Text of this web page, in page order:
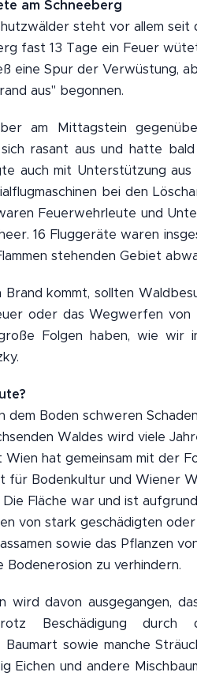
am Schneeberg
steht vor allem seit
fast 13 Tage ein Feuer
eine Spur der Verwüstung,
aus" begonnen.
am Mittagstein
rasant aus und hatte
auch mit Unterstützung aus
bei den
Feuerwehrleute und
16 Fluggeräte waren
stehenden Gebiet
kommt, sollten
oder das Wegwerfen von
Folgen haben, wie wir
dem Boden schweren
Waldes wird viele
hat gemeinsam mit der
für Bodenkultur und Wiener
Fläche war und ist
von stark geschädigten
sowie das Pflanzen
Bodenerosion zu verhindern.
wird davon ausgegangen,
Beschädigung
sowie manche
Eichen und andere